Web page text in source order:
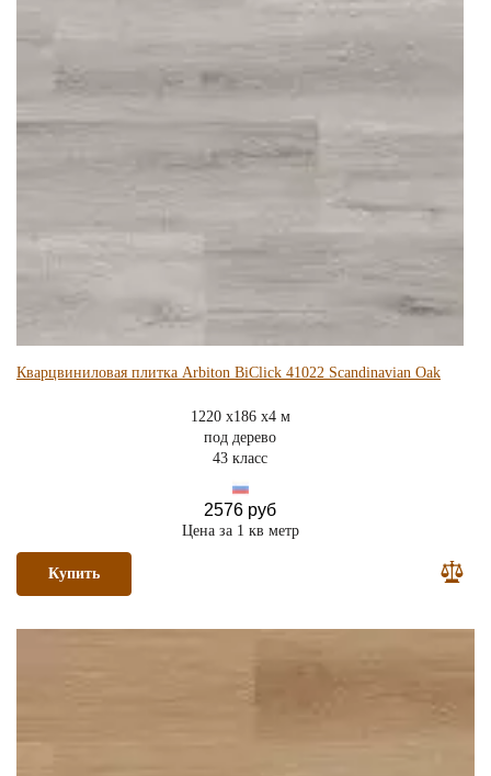
Кварцвиниловая плитка Arbiton BiClick 41022 Scandinavian Oak
1220 x186 x4 м
под дерево
43 класс
2576 руб
Цена за 1 кв метр
Купить